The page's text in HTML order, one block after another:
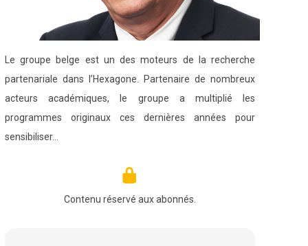
Le groupe belge est un des moteurs de la recherche
partenariale dans l’Hexagone. Partenaire de nombreux
acteurs académiques, le groupe a multiplié les
programmes originaux ces dernières années pour
sensibiliser…
Contenu réservé aux abonnés.